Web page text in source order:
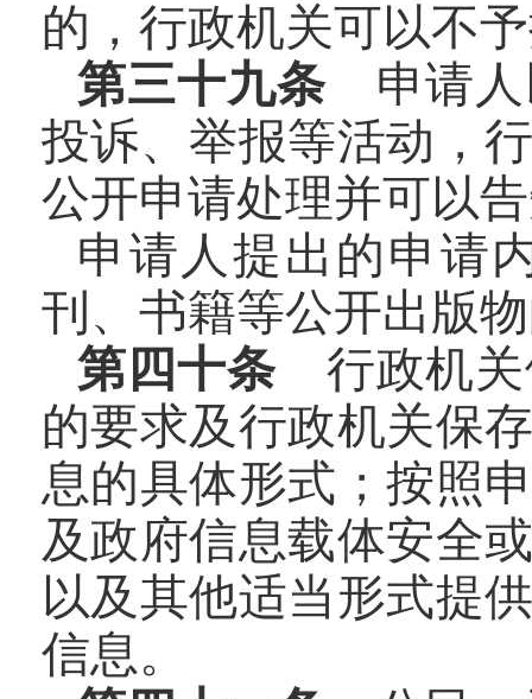
的，行政机关可以不
第三十九条申请人
投诉、举报等活动，
公开申请处理并可以
申请人提出的申请
刊、书籍等公开出版
第四十条行政机关
的要求及行政机关保
息的具体形式；按照
及政府信息载体安全
以及其他适当形式提
信息。